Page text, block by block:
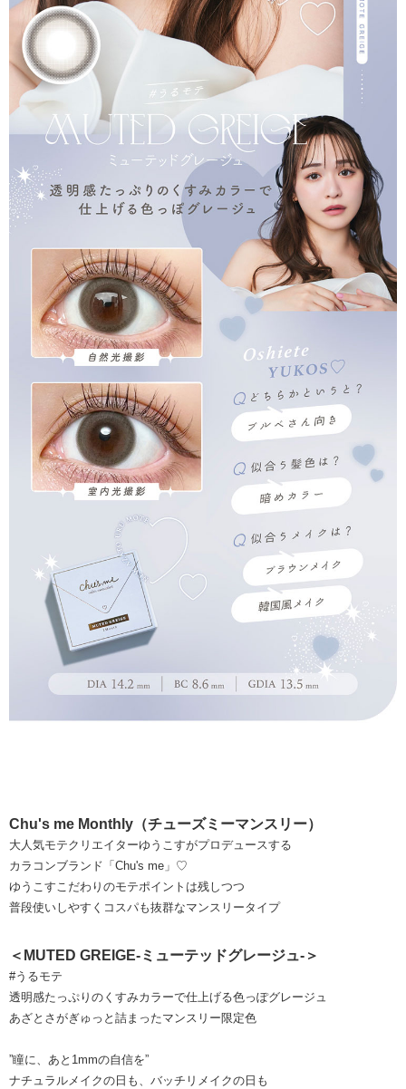
Chu's me Monthly（チューズミーマンスリー）
大人気モテクリエイターゆうこすがプロデュースする
カラコンブランド「Chu's me」♡
ゆうこすこだわりのモテポイントは残しつつ
普段使いしやすくコスパも抜群なマンスリータイプ
＜MUTED GREIGE-ミューテッドグレージュ-＞
#うるモテ
透明感たっぷりのくすみカラーで仕上げる色っぽグレージュ
あざとさがぎゅっと詰まったマンスリー限定色
”瞳に、あと1mmの自信を”
ナチュラルメイクの日も、バッチリメイクの日も